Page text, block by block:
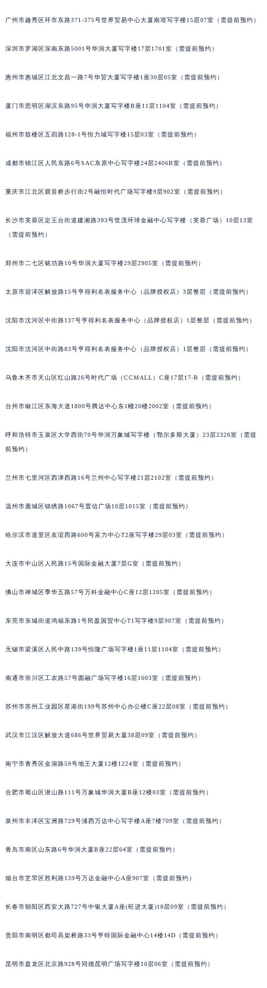
广州市越秀区环市东路371-375号世界贸易中心大厦南塔写字楼15层07室（需提前预约）
深圳市罗湖区深南东路5001号华润大厦写字楼17层1701室（需提前预约）
惠州市惠城区江北文昌一路7号华贸大厦写字楼1座30层05室（需提前预约）
厦门市思明区湖滨东路95号华润大厦写字楼B座11层1104室（需提前预约）
福州市鼓楼区五四路128-1号恒力城写字楼15层03室（需提前预约）
成都市锦江区人民东路6号SAC东原中心写字楼24层2406B室（需提前预约）
重庆市江北区观音桥步行街2号融恒时代广场写字楼9层902室（需提前预约）
长沙市芙蓉区定王台街道建湘路393号世茂环球金融中心写字楼（芙蓉广场）10层13室
（需提前预约）
郑州市二七区铭功路10号华润大厦写字楼29层2905室（需提前预约）
太原市迎泽区解放路15号亨得利名表服务中心（品牌授权店）3层整层（需提前预约）
沈阳市沈河区中街路137号亨得利名表服务中心（品牌授权店）1层整层（需提前预约）
沈阳市沈河区中街路83号亨得利名表服务中心（品牌授权店）1层整层（需提前预约）
乌鲁木齐市天山区红山路26号时代广场（CCMALL）C座17层17-B（需提前预约）
台州市椒江区东海大道1800号腾达中心东1幢20楼2002室（需提前预约）
呼和浩特市玉泉区大学西街70号华润万象城写字楼（鄂尔多斯大厦）23层2326室（需提
前预约）
兰州市七里河区西津西路16号兰州中心写字楼21层2102室（需提前预约）
温州市鹿城区锦绣路1067号置信广场10层1015室（需提前预约）
哈尔滨市道里区友谊西路600号富力中心T2座写字楼29层03室（需提前预约）
大连市中山区人民路15号国际金融大厦7层G室（需提前预约）
佛山市禅城区季华五路57号万科金融中心C座12层1205室（需提前预约）
东莞市东城街道鸿福东路1号民盈国贸中心T1写字楼9层907室（需提前预约）
无锡市梁溪区人民中路139号恒隆广场写字楼1座11层1104室（需提前预约）
南通市崇川区工农路57号圆融广场写字楼16层1603室（需提前预约）
苏州市苏州工业园区星港街199号苏州中心办公楼C座22层08室（需提前预约）
武汉市江汉区解放大道686号世界贸易大厦38层09室（需提前预约）
南宁市青秀区金湖路59号地王大厦12楼1224室（需提前预约）
合肥市蜀山区潜山路111号万象城华润大厦B座12楼03室（需提前预约）
泉州市丰泽区宝洲路729号浦西万达中心写字楼A座7楼709室（需提前预约）
青岛市南区山东路6号华润大厦B座22层04室（需提前预约）
烟台市芝罘区胜利路139号万达金融中心A座907室（需提前预约）
长春市朝阳区西安大路727号中银大厦A座(旺进大厦)18层09室（需提前预约）
贵阳市南明区都司高架桥路33号亨特国际金融中心14楼14D（需提前预约）
昆明市盘龙区北京路928号同德昆明广场写字楼10层06室（需提前预约）